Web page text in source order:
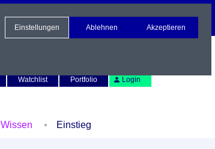
Watchlist Portfolio Login
Wissen Einstieg
Einstellungen Ablehnen Akzeptieren